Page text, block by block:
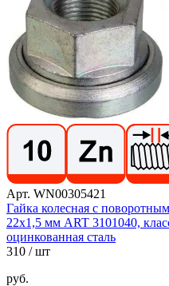
Арт. WN00305421
Гайка колесная с
22х1,5 мм ART 3101040,
оцинкованная сталь
310 / шт
руб.